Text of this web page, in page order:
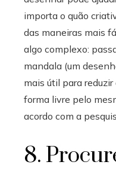
importa o quão
das maneiras mais
algo complexo:
mandala (um
mais útil para
forma livre pelo
acordo com a
8.